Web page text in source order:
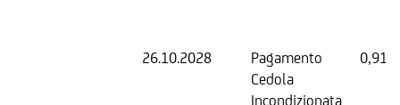
26.10.2028
Pagamento
Cedola
Incondizionata
0,91